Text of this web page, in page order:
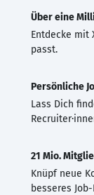
Über eine
Entdecke mit
passt.
Persönliche
Lass Dich
21 Mio.
Knüpf neue
besseres